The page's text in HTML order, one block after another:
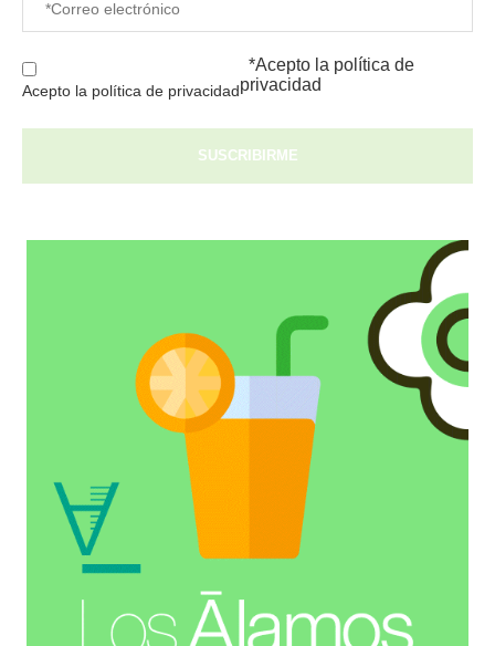
Acepto la política de privacidad
*Acepto la política de
privacidad